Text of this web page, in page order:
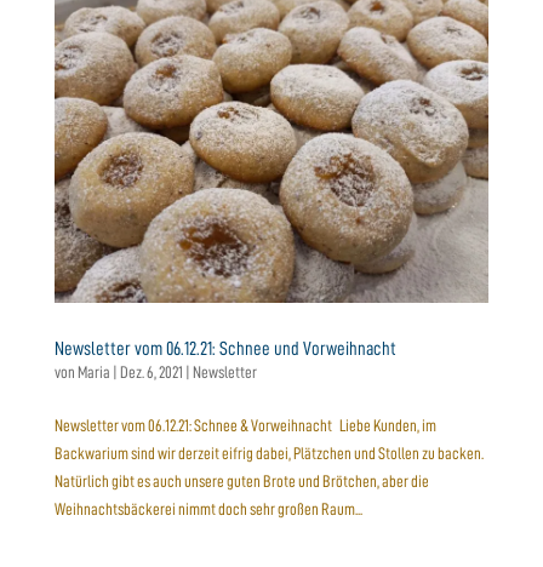
Newsletter vom 06.12.21: Schnee und Vorweihnacht
von Maria Dez. 6, 2021 Newsletter
Newsletter vom 06.12.21: Schnee & Vorweihnacht Liebe Kunden, im
Backwarium sind wir derzeit eifrig dabei, Plätzchen und Stollen zu backen.
Natürlich gibt es auch unsere guten Brote und Brötchen, aber die
Weihnachtsbäckerei nimmt doch sehr großen Raum...